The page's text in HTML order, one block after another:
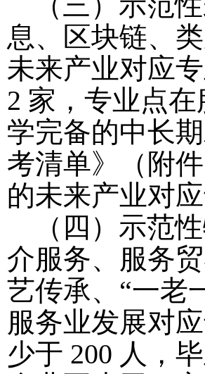
息、区块链、
未来产业对应
2 家，专业点
学完备的中长
考清单》（附
的未来产业对
（四）示范
介服务、服务
艺传承、 “一老
服务业发展对
少于 200 人，